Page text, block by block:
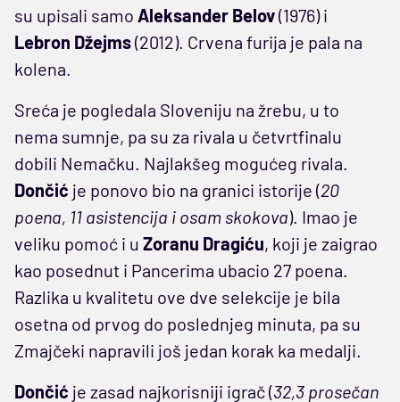
su upisali samo Aleksander Belov(1976) i
Lebron Džejms(2012). Crvena furija je pala na
kolena.
Sreća je pogledala Sloveniju na žrebu, u to
nema sumnje, pa su za rivala u četvrtfinalu
dobili Nemačku. Najlakšeg mogućeg rivala.
Dončić je ponovo bio na granici istorije (20
poena, 11 asistencija i osam skokova). Imao je
veliku pomoć i u Zoranu Dragiću, koji je zaigrao
kao posednut i Pancerima ubacio 27 poena.
Razlika u kvalitetu ove dve selekcije je bila
osetna od prvog do poslednjeg minuta, pa su
Zmajčeki napravili još jedan korak ka medalji.
Dončić je zasad najkorisniji igrač (32,3 prosečan